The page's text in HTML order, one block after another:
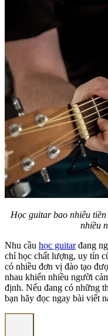
Học guitar bao nhiêu
nhiều
Nhu cầu học guitarđang
chỉ học chất lượng, uy tín
có nhiều đơn vị đào tạo
nhau khiến nhiều người
định. Nếu đang có những
bạn hãy đọc ngay bài viết